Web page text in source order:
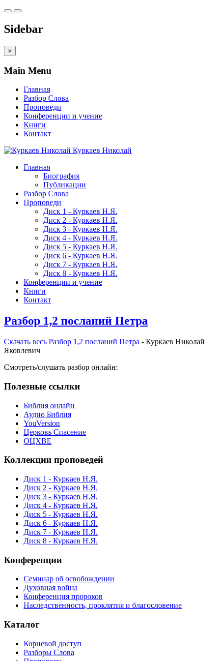
Sidebar
×
Main Menu
Главная
Разбор Слова
Проповеди
Конференции и учение
Книги
Контакт
Куркаев Николай
Главная
Биография
Публикации
Разбор Слова
Проповеди
Диск 1 - Куркаев Н.Я.
Диск 2 - Куркаев Н.Я.
Диск 3 - Куркаев Н.Я.
Диск 4 - Куркаев Н.Я.
Диск 5 - Куркаев Н.Я.
Диск 6 - Куркаев Н.Я.
Диск 7 - Куркаев Н.Я.
Диск 8 - Куркаев Н.Я.
Конференции и учение
Книги
Контакт
Разбор 1,2 посланий Петра
Скачать весь Разбор 1,2 посланий Петра - Куркаев Николай
Яковлевич
Смотреть/слушать разбор онлайн:
Полезные ссылки
Библия онлайн
Аудио Библия
YouVersion
Церковь Спасение
ОЦХВЕ
Коллекции проповедей
Диск 1 - Куркаев Н.Я.
Диск 2 - Куркаев Н.Я.
Диск 3 - Куркаев Н.Я.
Диск 4 - Куркаев Н.Я.
Диск 5 - Куркаев Н.Я.
Диск 6 - Куркаев Н.Я.
Диск 7 - Куркаев Н.Я.
Диск 8 - Куркаев Н.Я.
Конференции
Семинар об освобождении
Духовная война
Конференция пророков
Наследственность, проклятия и благословение
Каталог
Корневой доступ
Разборы Слова